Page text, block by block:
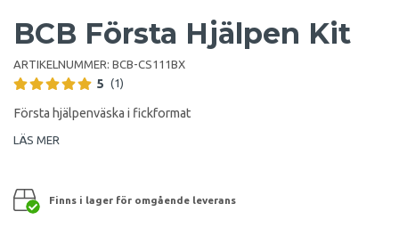
BCB Första Hjälpen Kit
ARTIKELNUMMER: BCB-CS111BX
5 (1)
Första hjälpenväska i fickformat
LÄS MER
Finns i lager för omgående leverans